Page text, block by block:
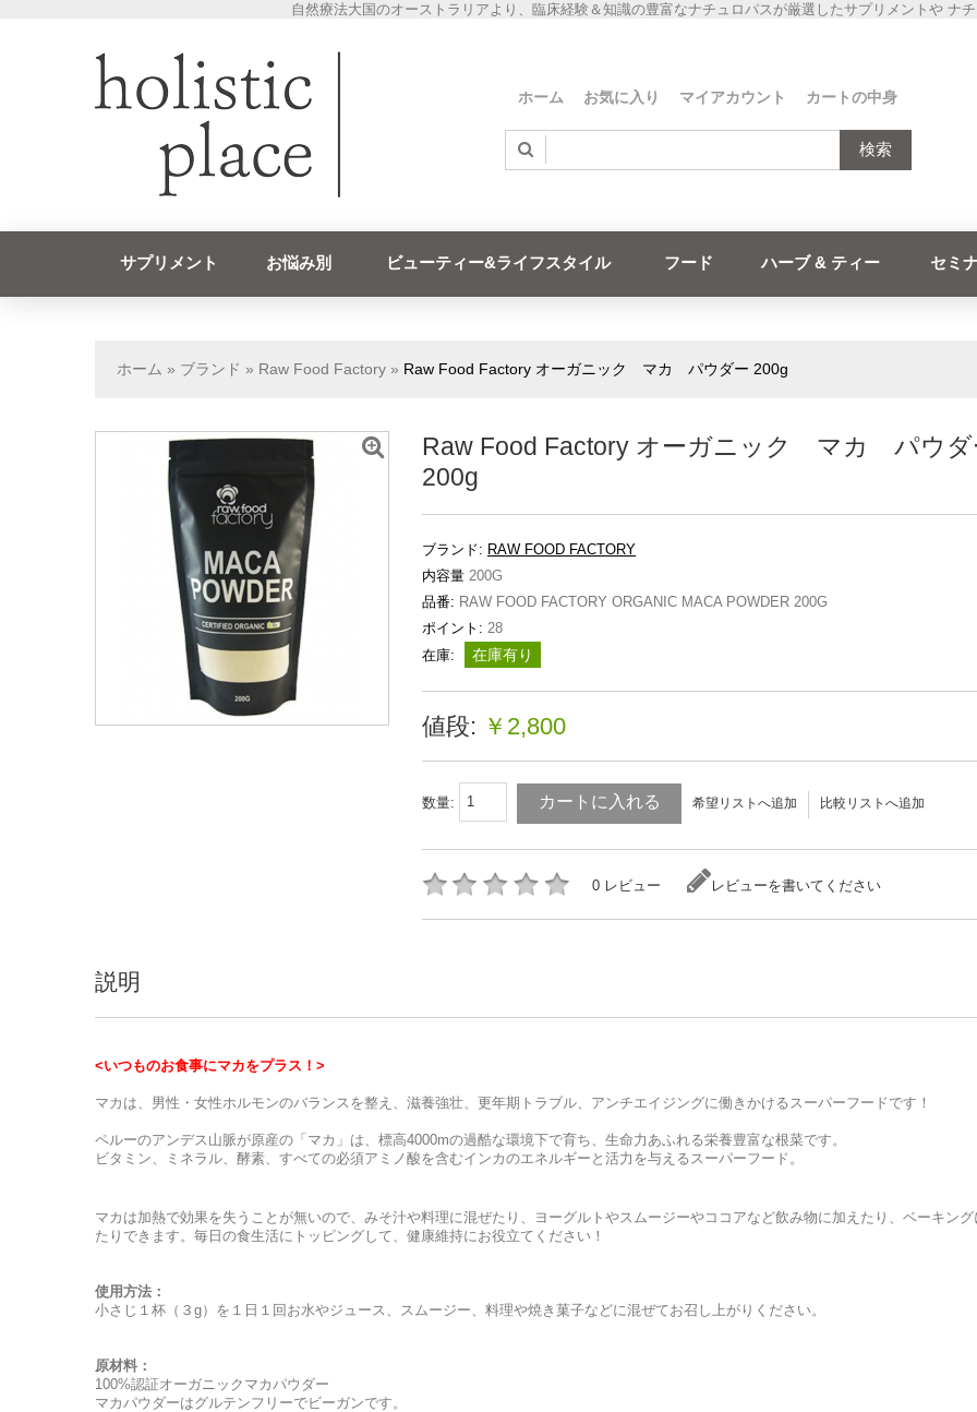
自然療法大国のオーストラリアより、臨床経験＆知識の豊富なナチュロパスが厳選したサプリメントや ナ
ホーム お気に入り マイアカウント カートの中身
検索
サプリメント お悩み別 ビューティー&ライフスタイル フード ハーブ & ティー セミ
ホーム » ブランド » Raw Food Factory » Raw Food Factory オーガニック マカ パウダー 200g
Raw Food Factory オーガニック マカ パウダ
200g
ブランド: RAW FOOD FACTORY
内容量 200G
品番: RAW FOOD FACTORY ORGANIC MACA POWDER 200G
ポイント: 28
在庫:
在庫有り
値段: ￥2,800
数量: カートに入れる 希望リストへ追加 比較リストへ追加
0 レビュー レビューを書いてください
説明
<いつものお食事にマカをプラス！>
マカは、男性・女性ホルモンのバランスを整え、滋養強壮、更年期トラブル、アンチエイジングに働きかけるスーパーフードです！
ペルーのアンデス山脈が原産の「マカ」は、標高4000mの過酷な環境下で育ち、生命力あふれる栄養豊富な根菜です。
ビタミン、ミネラル、酵素、すべての必須アミノ酸を含むインカのエネルギーと活力を与えるスーパーフード。
マカは加熱で効果を失うことが無いので、みそ汁や料理に混ぜたり、ヨーグルトやスムージーやココアなど飲み物に加えたり、ベーキング
たりできます。毎日の食生活にトッピングして、健康維持にお役立てください！
使用方法：
小さじ１杯（３g）を１日１回お水やジュース、スムージー、料理や焼き菓子などに混ぜてお召し上がりください。
原材料：
100%認証オーガニックマカパウダー
マカパウダーはグルテンフリーでビーガンです。